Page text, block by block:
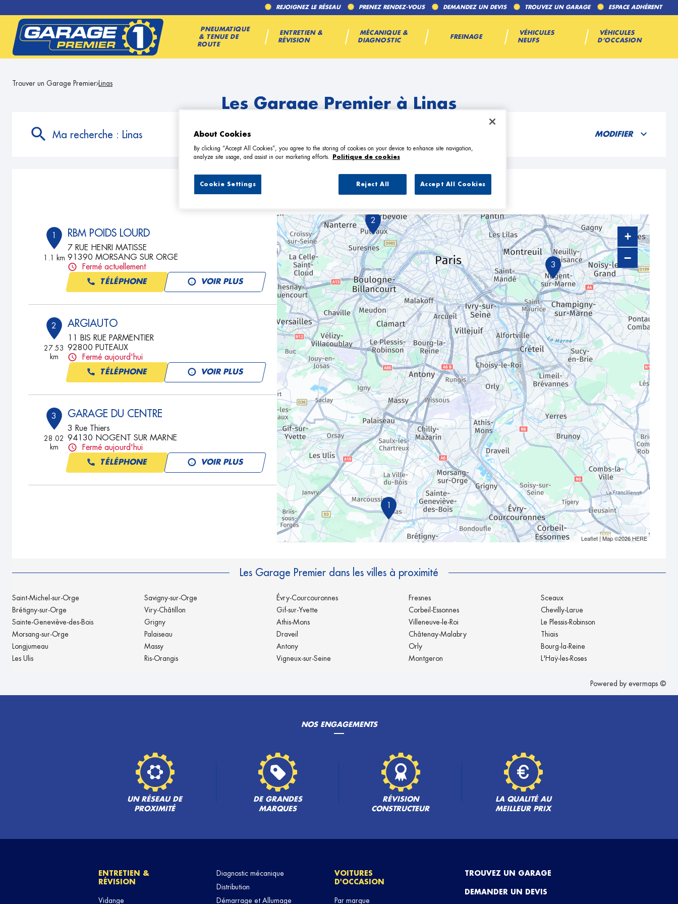
REJOIGNEZ LE RÉSEAU PRENEZ RENDEZ-VOUS DEMANDEZ UN DEVIS TROUVEZ UN GARAGE ESPACE ADHÉRENT
PNEUMATIQUE
& TENUE DE
ROUTE
ENTRETIEN &
RÉVISION
MÉCANIQUE &
DIAGNOSTIC
FREINAGE
VÉHICULES
NEUFS
VÉHICULES
D’OCCASION
Trouver un Garage Premier Linas
Les Garage Premier à Linas
Ma recherche : Linas MODIFIER
3 Garage Premier à Linas
1
1.1 km
RBM POIDS LOURD
7 RUE HENRI MATISSE
91390 MORSANG SUR ORGE
Fermé actuellement
TÉLÉPHONE VOIR PLUS
2
27.53
km
ARGIAUTO
11 BIS RUE PARMENTIER
92800 PUTEAUX
Fermé aujourd'hui
TÉLÉPHONE VOIR PLUS
3
28.02
km
GARAGE DU CENTRE
3 Rue Thiers
94130 NOGENT SUR MARNE
Fermé aujourd'hui
TÉLÉPHONE VOIR PLUS
3
2
1
+
−
Leaflet| Map ©2026HERE
Les Garage Premier dans les villes à proximité
Saint-Michel-sur-Orge
Brétigny-sur-Orge
Sainte-Geneviève-des-Bois
Morsang-sur-Orge
Longjumeau
Les Ulis
Savigny-sur-Orge
Viry-Châtillon
Grigny
Palaiseau
Massy
Ris-Orangis
Évry-Courcouronnes
Gif-sur-Yvette
Athis-Mons
Draveil
Antony
Vigneux-sur-Seine
Fresnes
Corbeil-Essonnes
Villeneuve-le-Roi
Châtenay-Malabry
Orly
Montgeron
Sceaux
Chevilly-Larue
Le Plessis-Robinson
Thiais
Bourg-la-Reine
L'Haÿ-les-Roses
Powered by evermaps ©
NOS ENGAGEMENTS
UN RÉSEAU DE
PROXIMITÉ
DE GRANDES
MARQUES
RÉVISION
CONSTRUCTEUR
LA QUALITÉ AU
MEILLEUR PRIX
ENTRETIEN &
RÉVISION
Vidange
Diagnostic mécanique
Distribution
Démarrage et Allumage
VOITURES
D'OCCASION
Par marque
TROUVEZ UN GARAGE
DEMANDER UN DEVIS
About Cookies
By clicking “Accept All Cookies”, you agree to the storing of cookies on your device to enhance site navigation,
analyze site usage, and assist in our marketing efforts.
Politique de cookies
Reject All Accept All Cookies
Cookie Settings